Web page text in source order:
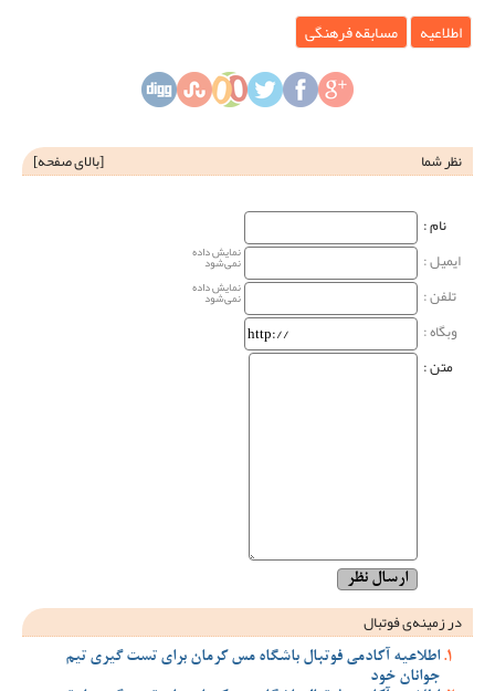
اطلاعیه مسابقه فرهنگی
نظر شما [بالای صفحه]
نام‌ :
ایمیل :
نمایش داده
نمی‌شود
تلفن : نمایش داده
نمی‌شود
وبگاه‌ :
متن :
در زمینه‌ی فوتبال
اطلاعیه آکادمی فوتبال باشگاه مس کرمان برای تست گیری تیم
جوانان خود